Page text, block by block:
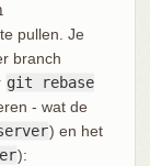
pullen. Je
branch
git rebase
- wat de
) en het
):